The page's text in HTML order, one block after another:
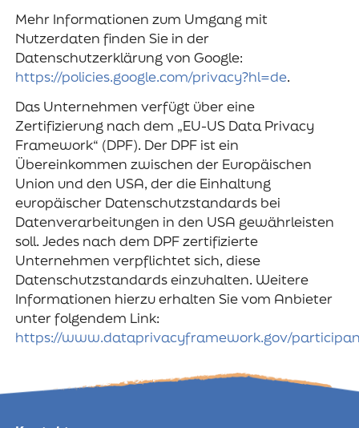
Mehr Informationen zum Umgang mit
Nutzerdaten finden Sie in der
Datenschutzerklärung von Google:
https://policies.google.com/privacy?hl=de.
Das Unternehmen verfügt über eine
Zertifizierung nach dem „EU-US Data Privacy
Framework“ (DPF). Der DPF ist ein
Übereinkommen zwischen der Europäischen
Union und den USA, der die Einhaltung
europäischer Datenschutzstandards bei
Datenverarbeitungen in den USA gewährleisten
soll. Jedes nach dem DPF zertifizierte
Unternehmen verpflichtet sich, diese
Datenschutzstandards einzuhalten. Weitere
Informationen hierzu erhalten Sie vom Anbieter
unter folgendem Link:
https://www.dataprivacyframework.gov/